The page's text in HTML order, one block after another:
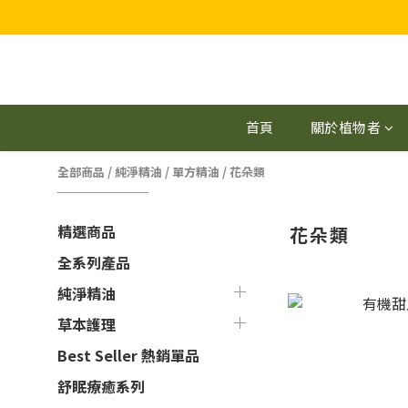
首頁 關於植物者
全部商品 / 純淨精油 /單方精油 /花朵類
精選商品
全系列產品
純淨精油
草本護理
Best Seller 熱銷單品
舒眠療癒系列
花朵類